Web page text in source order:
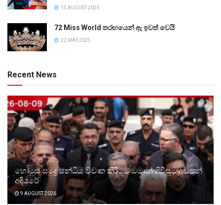
15 AUGUST 2025
72 Miss World තරඟයෙන් ඈ ඉවත් වෙයි
22 MAY 2025
Recent News
හෝමුස් සමුද්‍ර සන්ධිය විවෘත කිරීමේ ඔමාන් ගිවිසුම අවසන්
අදියරේ
9 AUGUST 2026